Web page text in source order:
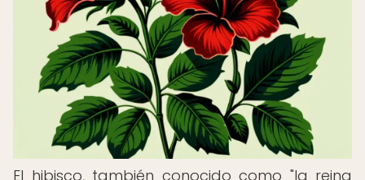
El hibisco, también conocido como "la reina